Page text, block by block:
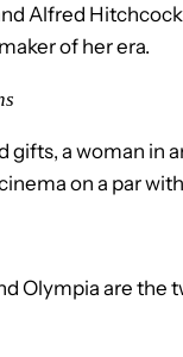
Alfred
of her era.
gifts, a woman in
on a par
Olympia are the